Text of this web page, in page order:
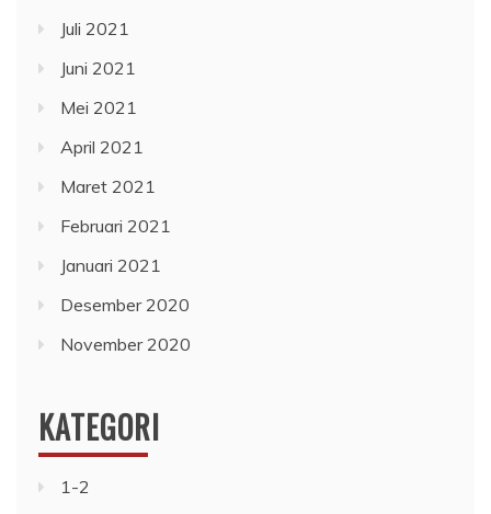
Juli 2021
Juni 2021
Mei 2021
April 2021
Maret 2021
Februari 2021
Januari 2021
Desember 2020
November 2020
KATEGORI
1-2